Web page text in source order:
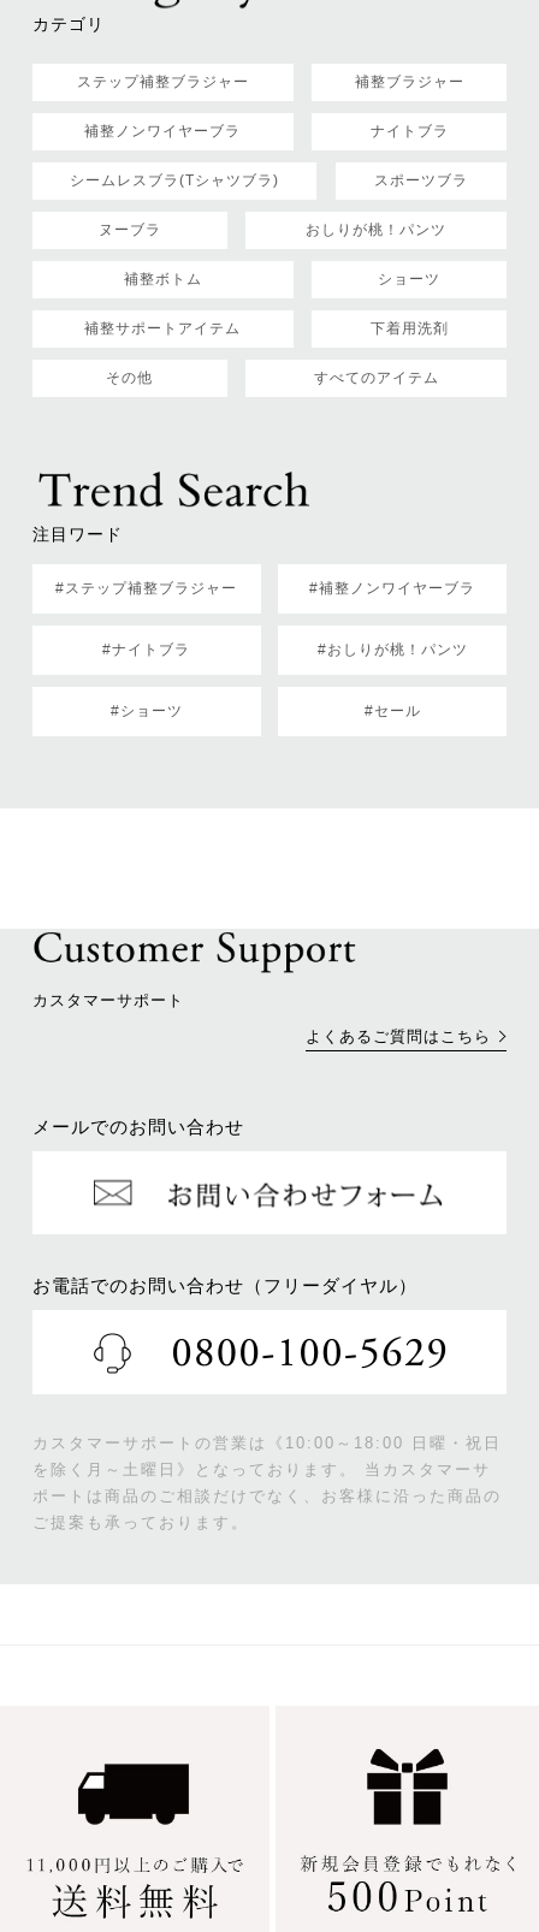
カテゴリ
ステップ補整ブラジャー 補整ブラジャー
補整ノンワイヤーブラ ナイトブラ
シームレスブラ(Tシャツブラ) スポーツブラ
ヌーブラ おしりが桃！パンツ
補整ボトム ショーツ
補整サポートアイテム 下着用洗剤
その他 すべてのアイテム
注目ワード
#ステップ補整ブラジャー #補整ノンワイヤーブラ
#ナイトブラ #おしりが桃！パンツ
#ショーツ #セール
カスタマーサポート
よくあるご質問はこちら
メールでのお問い合わせ
お電話でのお問い合わせ（フリーダイヤル）
カスタマーサポートの営業は《10:00～18:00 日曜・祝日
を除く月～土曜日》となっております。
当カスタマーサ
ポートは商品のご相談だけでなく、お客様に沿った商品の
ご提案も承っております。